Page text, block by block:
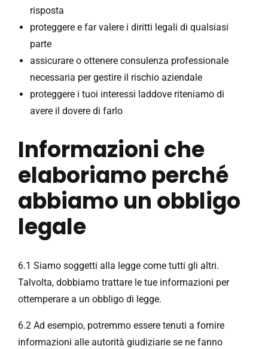
risposta
proteggere e far valere i diritti legali di qualsiasi
parte
assicurare o ottenere consulenza professionale
necessaria per gestire il rischio aziendale
proteggere i tuoi interessi laddove riteniamo di
avere il dovere di farlo
Informazioni che
elaboriamo perché
abbiamo un obbligo
legale
6.1 Siamo soggetti alla legge come tutti gli altri.
Talvolta, dobbiamo trattare le tue informazioni per
ottemperare a un obbligo di legge.
6.2 Ad esempio, potremmo essere tenuti a fornire
informazioni alle autorità giudiziarie se ne fanno